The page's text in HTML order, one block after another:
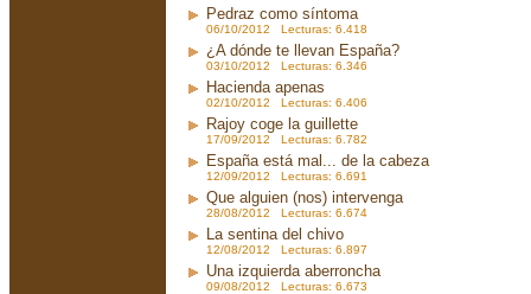
Pedraz como síntoma
06/10/2012 Lecturas: 6.418
¿A dónde te llevan España?
03/10/2012 Lecturas: 6.346
Hacienda apenas
02/10/2012 Lecturas: 6.406
Rajoy coge la guillette
17/09/2012 Lecturas: 6.782
España está mal... de la cabeza
12/09/2012 Lecturas: 6.691
Que alguien (nos) intervenga
28/08/2012 Lecturas: 6.674
La sentina del chivo
12/08/2012 Lecturas: 6.897
Una izquierda aberroncha
09/08/2012 Lecturas: 6.673